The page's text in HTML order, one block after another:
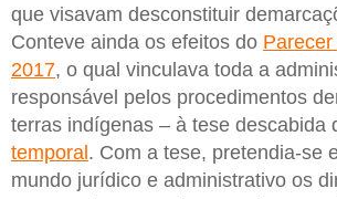
que visavam desconstituir
Conteve ainda os efeitos do
2017, o qual vinculava toda a
responsável pelos procedimentos
terras indígenas – à tese descabida
temporal . Com a tese, pretendia-se
mundo jurídico e administrativo os